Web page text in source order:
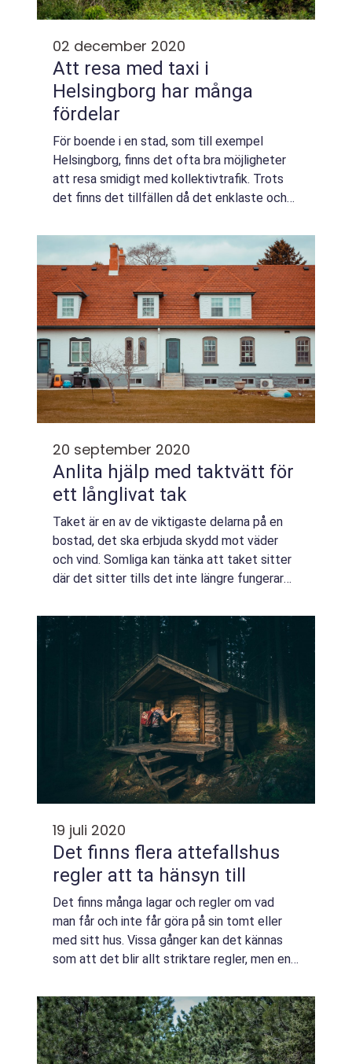
02 december 2020
Att resa med taxi i
Helsingborg har många
fördelar
För boende i en stad, som till exempel
Helsingborg, finns det ofta bra möjligheter
att resa smidigt med kollektivtrafik. Trots
det finns det tillfällen då det enklaste och
då vi lever med en pandemi o...
20 september 2020
Anlita hjälp med taktvätt för
ett långlivat tak
Taket är en av de viktigaste delarna på en
bostad, det ska erbjuda skydd mot väder
och vind. Somliga kan tänka att taket sitter
där det sitter tills det inte längre fungerar
finns saker du kan göra för att fö...
19 juli 2020
Det finns flera attefallshus
regler att ta hänsyn till
Det finns många lagar och regler om vad
man får och inte får göra på sin tomt eller
med sitt hus. Vissa gånger kan det kännas
som att det blir allt striktare regler, men en